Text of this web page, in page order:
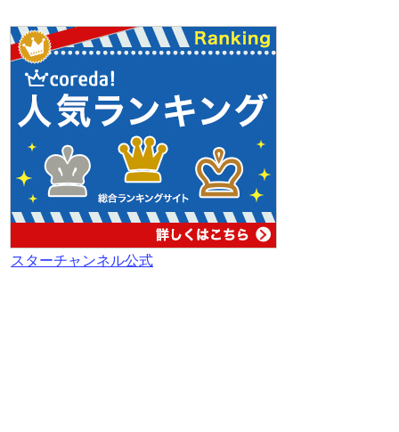
スターチャンネル公式